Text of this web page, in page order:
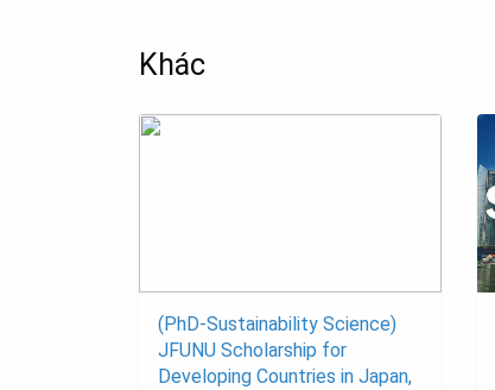
Khác
(PhD-Sustainability Science)
JFUNU Scholarship for
Developing Countries in Japan,